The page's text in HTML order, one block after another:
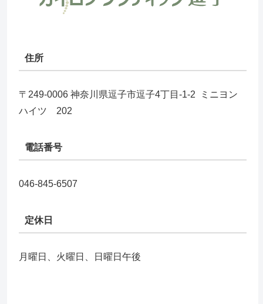
住所
〒249-0006 神奈川県逗子市逗子4丁目-1-2 ミニヨン
ハイツ 202
電話番号
046-845-6507
定休日
月曜日、火曜日、日曜日午後